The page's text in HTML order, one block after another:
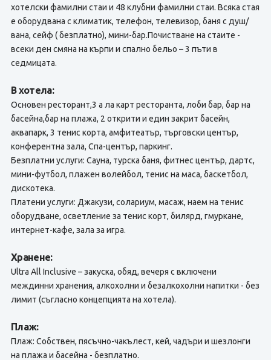
хотелски фамилни стаи и 48 клубни фамилни стаи. Всяка стая
е оборудвана с климатик, телефон, телевизор, баня с душ/
вана, сейф ( безплатно), мини-бар.Почистване на стаите -
всеки ден смяна на кърпи и спално бельо – 3 пъти в
седмицата.
В хотела:
Основен ресторант,3 а ла карт ресторанта, лоби бар, бар на
басейна,бар на плажа, 2 открити и един закрит басейн,
аквапарк, 3 тенис корта, амфитеатър, търговски център,
конферентна зала, Спа-център, паркинг.
Безплатни услуги: Сауна, турска баня, фитнес център, дартс,
мини-футбол, плажен волейбол, тенис на маса, баскетбол,
дискотека.
Платени услуги: Джакузи, солариум, масаж, наем на тенис
оборудване, осветление за тенис корт, билярд, гмуркане,
интернет-кафе, зала за игра.
Хранене:
Ultra All Inclusive – закуска, обяд, вечеря с включени
междинни хранения, алкохолни и безалкохолни напитки - без
лимит (съгласно концепцията на хотела).
Плаж:
Плаж: Собствен, пясъчно-чакълест, кей, чадъри и шезлонги
на плажа и басейна - безплатно.